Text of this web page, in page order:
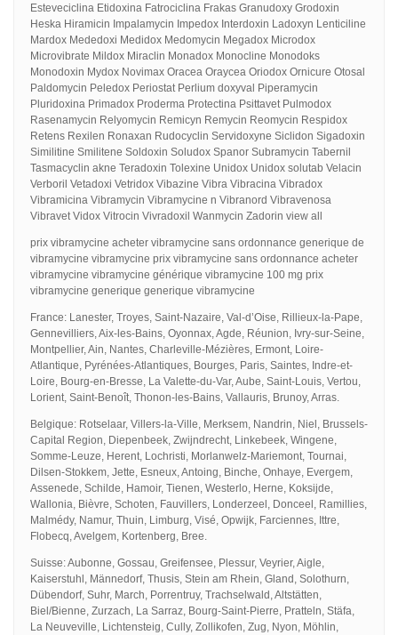
Esteveciclina Etidoxina Fatrociclina Frakas Granudoxy Grodoxin
Heska Hiramicin Impalamycin Impedox Interdoxin Ladoxyn Lenticiline
Mardox Mededoxi Medidox Medomycin Megadox Microdox
Microvibrate Mildox Miraclin Monadox Monocline Monodoks
Monodoxin Mydox Novimax Oracea Oraycea Oriodox Ornicure Otosal
Paldomycin Peledox Periostat Perlium doxyval Piperamycin
Pluridoxina Primadox Proderma Protectina Psittavet Pulmodox
Rasenamycin Relyomycin Remicyn Remycin Reomycin Respidox
Retens Rexilen Ronaxan Rudocyclin Servidoxyne Siclidon Sigadoxin
Similitine Smilitene Soldoxin Soludox Spanor Subramycin Tabernil
Tasmacyclin akne Teradoxin Tolexine Unidox Unidox solutab Velacin
Verboril Vetadoxi Vetridox Vibazine Vibra Vibracina Vibradox
Vibramicina Vibramycin Vibramycine n Vibranord Vibravenosa
Vibravet Vidox Vitrocin Vivradoxil Wanmycin Zadorin view all
prix vibramycine acheter vibramycine sans ordonnance generique de
vibramycine vibramycine prix vibramycine sans ordonnance acheter
vibramycine vibramycine générique vibramycine 100 mg prix
vibramycine generique generique vibramycine
France: Lanester, Troyes, Saint-Nazaire, Val-d’Oise, Rillieux-la-Pape,
Gennevilliers, Aix-les-Bains, Oyonnax, Agde, Réunion, Ivry-sur-Seine,
Montpellier, Ain, Nantes, Charleville-Mézières, Ermont, Loire-
Atlantique, Pyrénées-Atlantiques, Bourges, Paris, Saintes, Indre-et-
Loire, Bourg-en-Bresse, La Valette-du-Var, Aube, Saint-Louis, Vertou,
Lorient, Saint-Benoît, Thonon-les-Bains, Vallauris, Brunoy, Arras.
Belgique: Rotselaar, Villers-la-Ville, Merksem, Nandrin, Niel, Brussels-
Capital Region, Diepenbeek, Zwijndrecht, Linkebeek, Wingene,
Somme-Leuze, Herent, Lochristi, Morlanwelz-Mariemont, Tournai,
Dilsen-Stokkem, Jette, Esneux, Antoing, Binche, Onhaye, Evergem,
Assenede, Schilde, Hamoir, Tienen, Westerlo, Herne, Koksijde,
Wallonia, Bièvre, Schoten, Fauvillers, Londerzeel, Donceel, Ramillies,
Malmédy, Namur, Thuin, Limburg, Visé, Opwijk, Farciennes, Ittre,
Flobecq, Avelgem, Kortenberg, Bree.
Suisse: Aubonne, Gossau, Greifensee, Plessur, Veyrier, Aigle,
Kaiserstuhl, Männedorf, Thusis, Stein am Rhein, Gland, Solothurn,
Dübendorf, Suhr, March, Porrentruy, Trachselwald, Altstätten,
Biel/Bienne, Zurzach, La Sarraz, Bourg-Saint-Pierre, Pratteln, Stäfa,
La Neuveville, Lichtensteig, Cully, Zollikofen, Zug, Nyon, Möhlin,